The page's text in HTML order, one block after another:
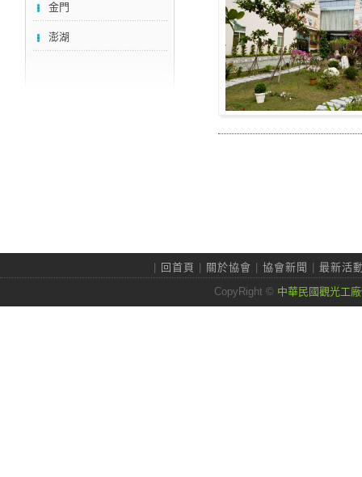
金門
澎湖
回首頁 關於協會 協會新聞
最新活
CopyRight © 中華民國觀光工